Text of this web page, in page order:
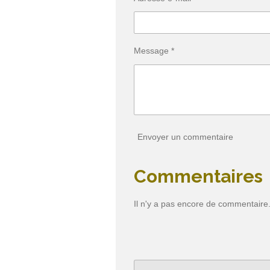
Message *
Envoyer un commentaire
Commentaires
Il n'y a pas encore de commentaire.